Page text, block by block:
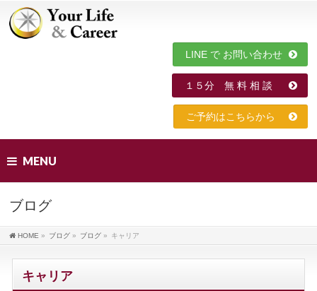
LINE で お問い合わせ
１５分 無 料 相 談
ご予約はこちらから
MENU
ブログ
HOME » ブログ » ブログ » キャリア
キャリア